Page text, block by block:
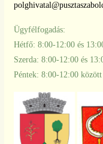
Ügyfélfogadás:
Hétfő: 8:00-12:00 és
Szerda: 8:00-12:00 és
Péntek: 8:00-12:00 között